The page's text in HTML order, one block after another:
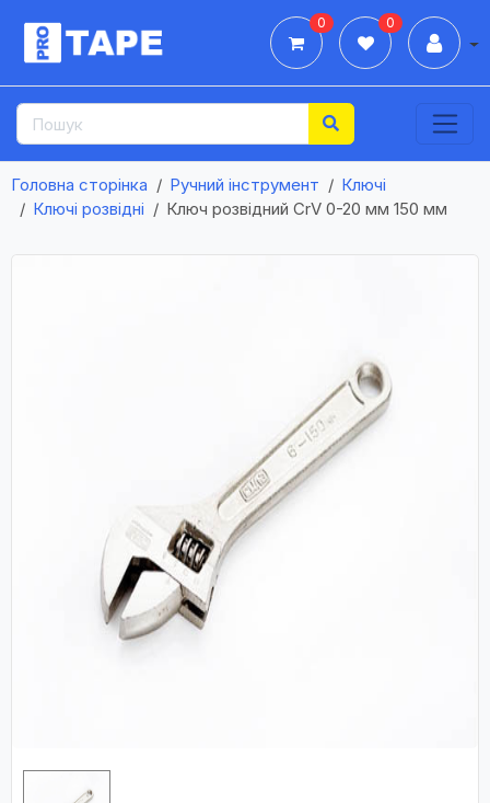
0 0
Головна сторінка Ручний інструмент
Ключі
Ключі розвідні
Ключ розвідний CrV 0-20 мм 150 мм